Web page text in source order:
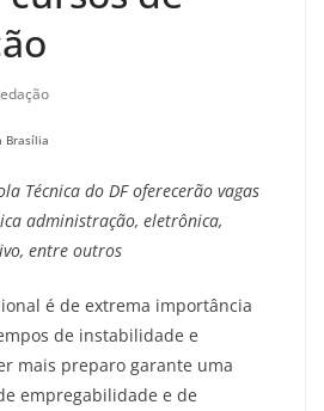
Brasília
Técnica do DF oferecerão vagas
administração, eletrônica,
entre outros
é de extrema importância
de instabilidade e
mais preparo garante uma
empregabilidade e de